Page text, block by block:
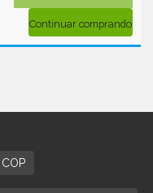
Continuar comprando
Español / $ COP